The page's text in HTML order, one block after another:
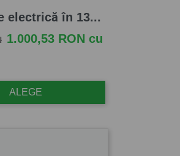
electrică în 13...
Pret
1.000,53 RON cu
ALEGE